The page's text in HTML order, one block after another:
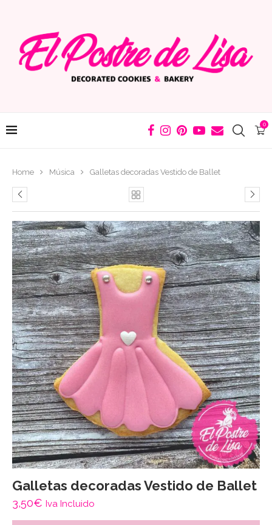
0
Home Música Galletas decoradas Vestido de Ballet
Galletas decoradas Vestido de Ballet
3,50€ Iva Incluido